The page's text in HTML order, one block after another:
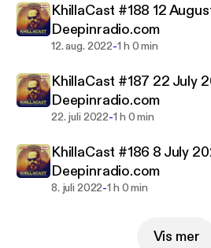
KhillaCast #188 12
Deepinradio.com
12. aug. 2022-1 h 0 min
KhillaCast #187 22 July
Deepinradio.com
22. juli 2022-1 h 0 min
KhillaCast #186 8 July
Deepinradio.com
8. juli 2022-1 h 0 min
Vis mer